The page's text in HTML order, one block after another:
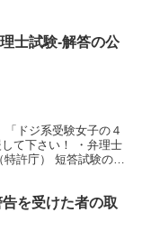
士試験-解答の公
ドジ系受験女子の４
て下さい！ ・弁理士
許庁） 短答試験の解
を受けた者の取